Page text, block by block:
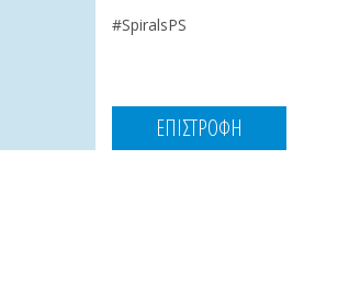
#SpiralsPS
ΕΠΙΣΤΡΟΦΗ